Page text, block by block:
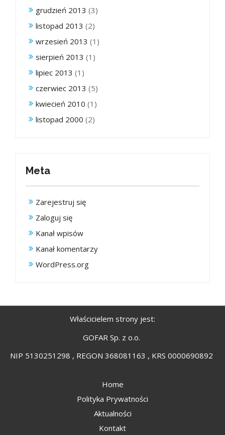
grudzień 2013 (3)
listopad 2013 (2)
wrzesień 2013 (1)
sierpień 2013 (1)
lipiec 2013 (1)
czerwiec 2013 (5)
kwiecień 2010 (1)
listopad 2000 (2)
Meta
Zarejestruj się
Zaloguj się
Kanał wpisów
Kanał komentarzy
WordPress.org
Właścicielem strony jest:
GOFAR Sp. z o.o.
NIP 5130251298 , REGON 368081163 , KRS 0000690892
Home
Polityka Prywatności
Aktualności
Kontakt